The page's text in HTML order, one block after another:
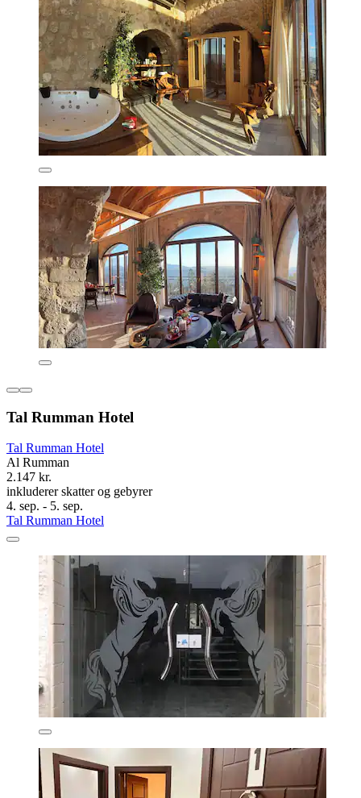
Tal Rumman Hotel
Tal Rumman Hotel
Al Rumman
2.147 kr.
inkluderer skatter og gebyrer
4. sep. - 5. sep.
Tal Rumman Hotel